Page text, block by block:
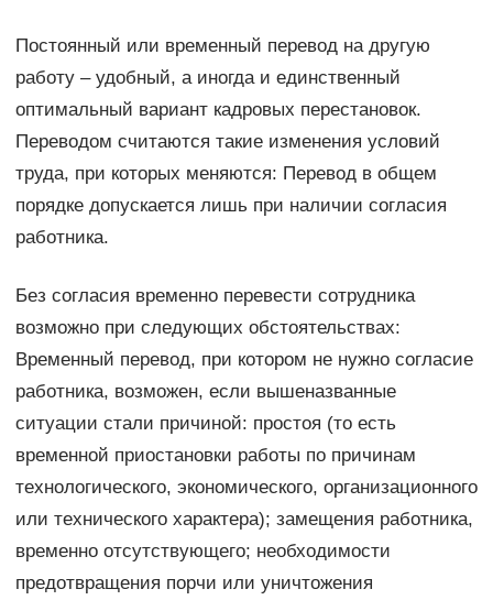
Постоянный или временный перевод на другую
работу – удобный, а иногда и единственный
оптимальный вариант кадровых перестановок.
Переводом считаются такие изменения условий
труда, при которых меняются: Перевод в общем
порядке допускается лишь при наличии согласия
работника.
Без согласия временно перевести сотрудника
возможно при следующих обстоятельствах:
Временный перевод, при котором не нужно согласие
работника, возможен, если вышеназванные
ситуации стали причиной: простоя (то есть
временной приостановки работы по причинам
технологического, экономического, организационного
или технического характера); замещения работника,
временно отсутствующего; необходимости
предотвращения порчи или уничтожения